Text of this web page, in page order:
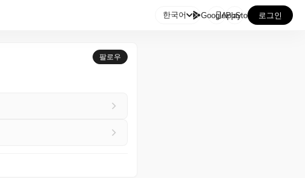
한국어 GooglePlay
AppStore 로그인
팔로우